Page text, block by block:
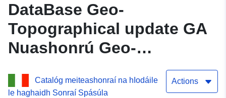
DataBase Geo-
Topographical update GA
Nuashonrú Geo-
Topographical DataBase
Geo-Topographical
Catalóg meiteashonraí na hIodáile
le haghaidh Sonraí Spásúla
Actions